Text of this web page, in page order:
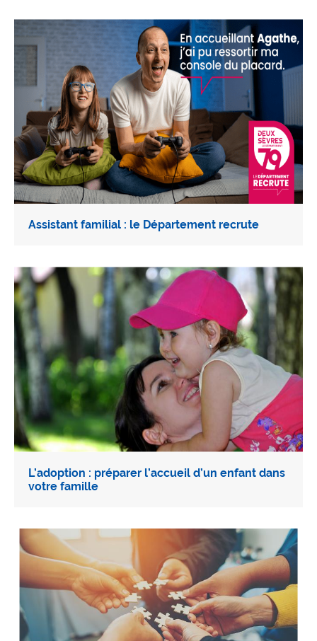
Assistant familial : le Département recrute
L’adoption : préparer l’accueil d’un enfant dans
votre famille